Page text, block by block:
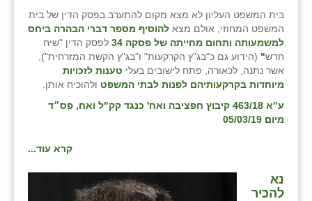
בית המשפט העליון לא מצא מקום להתערב בפסק הדין של בית
המשפט המחוזי, אולם מצא להוסיף מספר דברי הבהרה ביחס
למשמעותה ותחום מחייתה של פסקה 34
לפסק הדין "שיח
חדש" (הידוע גם כ"בג"ץ הקרקעות" ו"בג"ץ הקשת המזרחית"),
אשר נתנה, לכאורה, פתח לישובים בעלי טענות לזכויות
מיוחדות בקרקעותיהם לפנות לבתי המשפט ולהוכיח אותן.
ע"א 463/18 קיבוץ חפציבה ואח' כנגד קק"ל ואח, פס״ד
מיום 05/03/19
קרא עוד...
נא
להכיר